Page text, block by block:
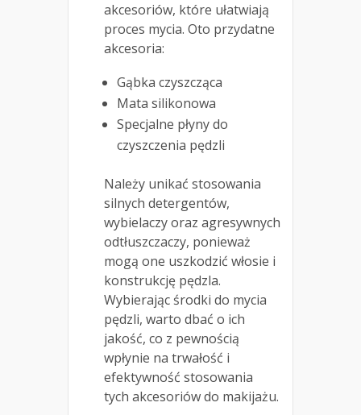
akcesoriów, które ułatwiają
proces mycia. Oto przydatne
akcesoria:
Gąbka czyszcząca
Mata silikonowa
Specjalne płyny do
czyszczenia pędzli
Należy unikać stosowania
silnych detergentów,
wybielaczy oraz agresywnych
odtłuszczaczy, ponieważ
mogą one uszkodzić włosie i
konstrukcję pędzla.
Wybierając środki do mycia
pędzli, warto dbać o ich
jakość, co z pewnością
wpłynie na trwałość i
efektywność stosowania
tych akcesoriów do makijażu.